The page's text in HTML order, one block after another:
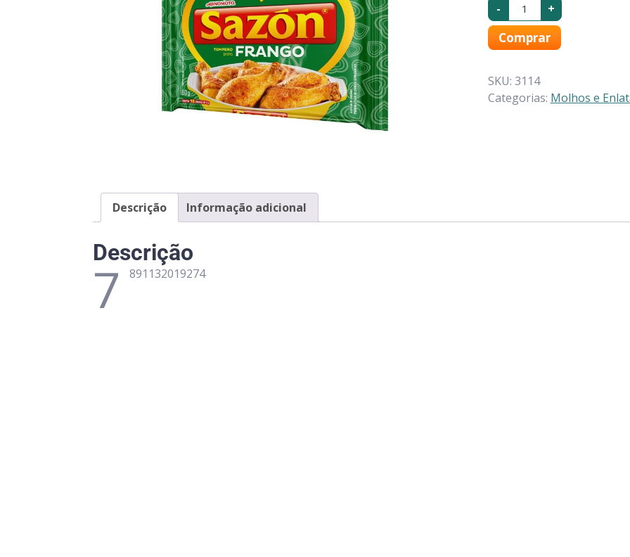
- +
Comprar
SKU: 3114
Categorias: Molhos e
Descrição Informação adicional
Descrição
7 891132019274